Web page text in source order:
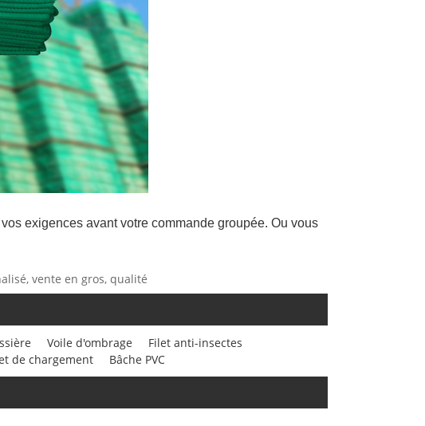
exigences avant votre commande groupée. Ou vous
vente en gros, qualité
Voile d'ombrage
Filet anti-insectes
de chargement Bâche PVC